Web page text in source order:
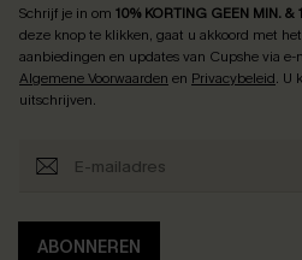
Schrijf je in om 10% KORTING GEEN MIN. &
deze knop te klikken, gaat u akkoord met
aanbiedingen en updates van Cupshe via
Algemene Voorwaarden en Privacybeleid. U
uitschrijven.
ABONNEREN